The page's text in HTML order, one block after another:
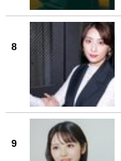
8
9